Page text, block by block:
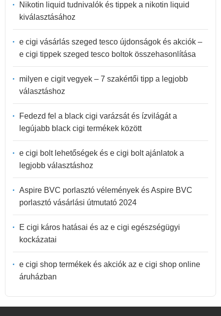
Nikotin liquid tudnivalók és tippek a nikotin liquid
kiválasztásához
e cigi vásárlás szeged tesco újdonságok és akciók –
e cigi tippek szeged tesco boltok összehasonlítása
milyen e cigit vegyek – 7 szakértői tipp a legjobb
választáshoz
Fedezd fel a black cigi varázsát és ízvilágát a
legújabb black cigi termékek között
e cigi bolt lehetőségek és e cigi bolt ajánlatok a
legjobb választáshoz
Aspire BVC porlasztó vélemények és Aspire BVC
porlasztó vásárlási útmutató 2024
E cigi káros hatásai és az e cigi egészségügyi
kockázatai
e cigi shop termékek és akciók az e cigi shop online
áruházban